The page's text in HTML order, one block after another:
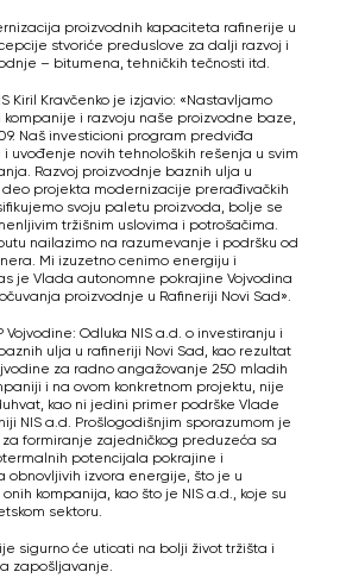
proizvodnih kapaciteta rafinerije u
stvoriće preduslove za dalji razvoj i
– bitumena, tehničkih tečnosti itd.
Kiril Kravčenko je izjavio: «Nastavljamo
i razvoju naše proizvodne baze,
Naš investicioni program predviđa
uvođenje novih tehnoloških rešenja u svim
Razvoj proizvodnje baznih ulja u
deo projekta modernizacije prerađivačkih
svoju paletu proizvoda, bolje se
tržišnim uslovima i potrošačima.
nailazimo na razumevanje i podršku od
Mi izuzetno cenimo energiju i
je Vlada autonomne pokrajine Vojvodina
proizvodnje u Rafineriji Novi Sad».
Odluka NIS a.d. o investiranju i
ulja u rafineriji Novi Sad, kao rezultat
za radno angažovanje 250 mladih
i na ovom konkretnom projektu, nije
kao ni jedini primer podrške Vlade
NIS a.d. Prošlogodišnjim sporazumom je
formiranje zajedničkog preduzeća sa
potencijala pokrajine i
obnovljivih izvora energije, što je u
kompanija, kao što je NIS a.d., koje su
sektoru.
sigurno će uticati na bolji život tržišta i
zapošljavanje.